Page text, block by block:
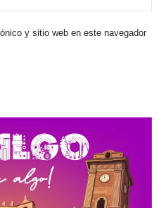
y sitio web en este navegador